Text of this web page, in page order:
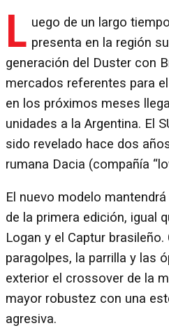
L uego de un largo
presenta en la región
generación del Duster con
mercados referentes para
en los próximos meses
unidades a la Argentina. El
sido revelado hace dos
rumana Dacia (compañía
El nuevo modelo
de la primera edición, igual
Logan y el Captur
paragolpes, la parrilla y las
exterior el crossover de la
mayor robustez con una
agresiva.